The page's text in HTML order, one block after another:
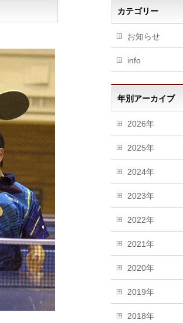
カテゴリー
お知らせ
info
年別アーカイブ
2026年
2025年
2024年
2023年
2022年
2021年
2020年
2019年
2018年